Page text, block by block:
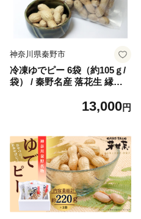
神奈川県秦野市
冷凍ゆでピー 6袋（約105ｇ/
袋） / 秦野名産 落花生 縁起
凍 おつまみ おやつ お土産 家
13,000円